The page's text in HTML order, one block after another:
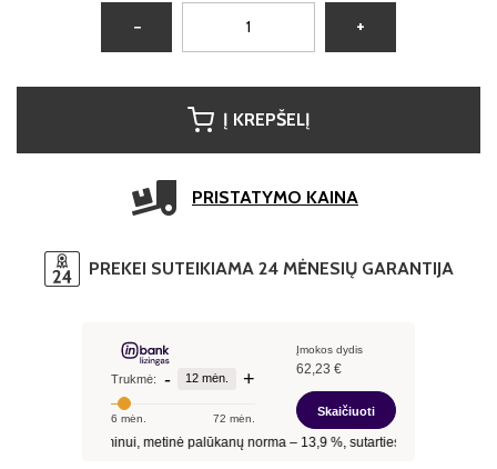
− +
Į KREPŠELĮ
PRISTATYMO KAINA
PREKEI SUTEIKIAMA 24 MĖNESIŲ GARANTIJA